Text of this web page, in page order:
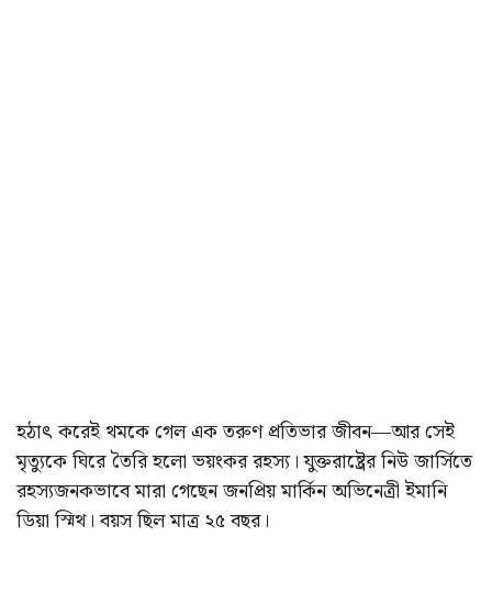
হঠাৎ করেই থমকে গেল এক তরুণ প্রতিভার জীবন—আর সেই
মৃত্যুকে ঘিরে তৈরি হলো ভয়ংকর রহস্য। যুক্তরাষ্ট্রের নিউ জার্সিতে
রহস্যজনকভাবে মারা গেছেন জনপ্রিয় মার্কিন অভিনেত্রী ইমানি
ডিয়া স্মিথ। বয়স ছিল মাত্র ২৫ বছর।